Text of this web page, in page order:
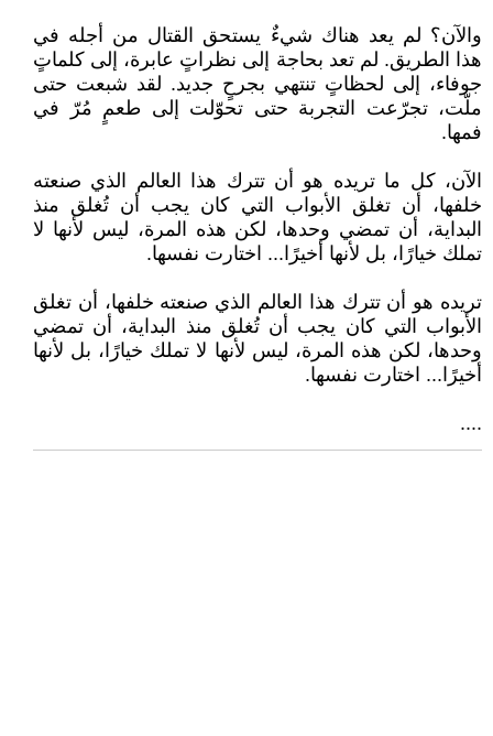
والآن؟ لم يعد هناك شيءٌ يستحق القتال من أجله في
هذا الطريق. لم تعد بحاجة إلى نظراتٍ عابرة، إلى كلماتٍ
جوفاء، إلى لحظاتٍ تنتهي بجرحٍ جديد. لقد شبعت حتى
ملّت، تجرّعت التجربة حتى تحوّلت إلى طعمٍ مُرّ في
فمها.
الآن، كل ما تريده هو أن تترك هذا العالم الذي صنعته
خلفها، أن تغلق الأبواب التي كان يجب أن تُغلق منذ
البداية، أن تمضي وحدها، لكن هذه المرة، ليس لأنها لا
تملك خيارًا، بل لأنها أخيرًا... اختارت نفسها.
تريده هو أن تترك هذا العالم الذي صنعته خلفها، أن تغلق
الأبواب التي كان يجب أن تُغلق منذ البداية، أن تمضي
وحدها، لكن هذه المرة، ليس لأنها لا تملك خيارًا، بل لأنها
أخيرًا... اختارت نفسها.
....